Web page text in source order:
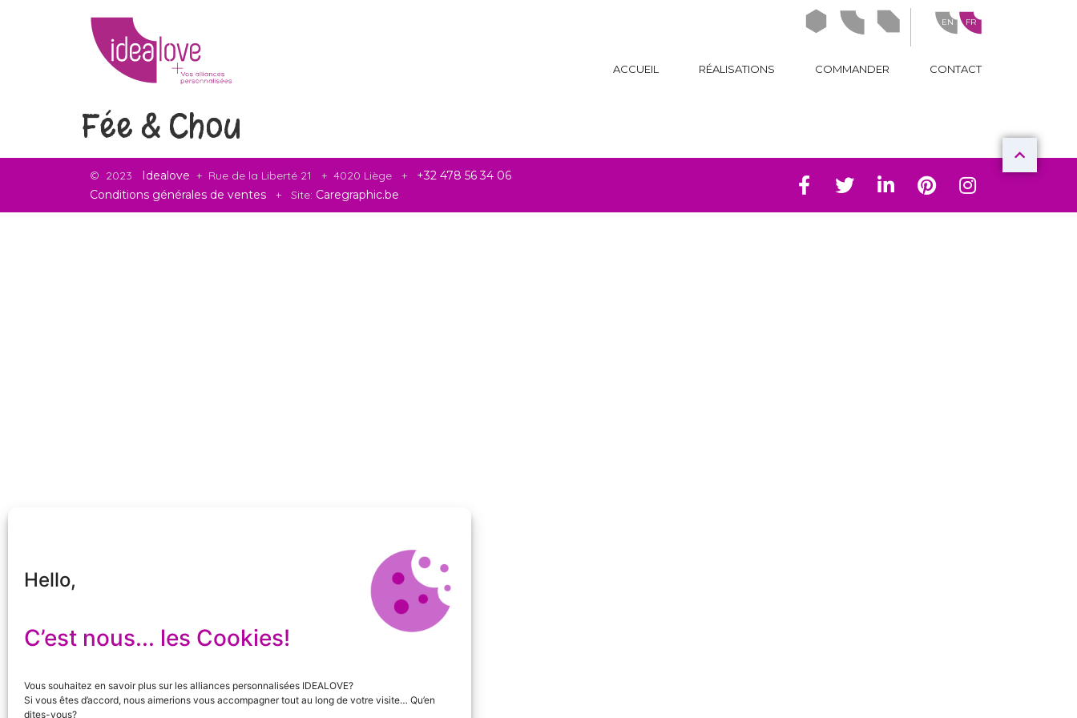
Hello,
C’est nous... les Cookies!
Vous souhaitez en savoir plus sur les alliances personnalisées IDEALOVE?
Si vous êtes d’accord, nous aimerions vous accompagner tout au long de votre visite… Qu’en
dites-vous?
FR
EN
ACCUEIL RÉALISATIONS COMMANDER CONTACT
Fée & Chou
© 2023 Idealove + Rue de la Liberté 21 + 4020 Liège + +32 478 56 34 06
Conditions générales de ventes
+ Site: Caregraphic.be